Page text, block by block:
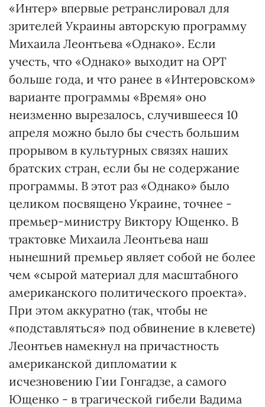
«Интер» впервые ретранслировал для
зрителей Украины авторскую программу
Михаила Леонтьева «Однако». Если
учесть, что «Однако» выходит на ОРТ
больше года, и что ранее в «Интеровском»
варианте программы «Время» оно
неизменно вырезалось, случившееся 10
апреля можно было бы счесть большим
прорывом в культурных связях наших
братских стран, если бы не содержание
программы. В этот раз «Однако» было
целиком посвящено Украине, точнее -
премьер-министру Виктору Ющенко. В
трактовке Михаила Леонтьева наш
нынешний премьер являет собой не более
чем «сырой материал для масштабного
американского политического проекта».
При этом аккуратно (так, чтобы не
«подставляться» под обвинение в клевете)
Леонтьев намекнул на причастность
американской дипломатии к
исчезновению Гии Гонгадзе, а самого
Ющенко - в трагической гибели Вадима